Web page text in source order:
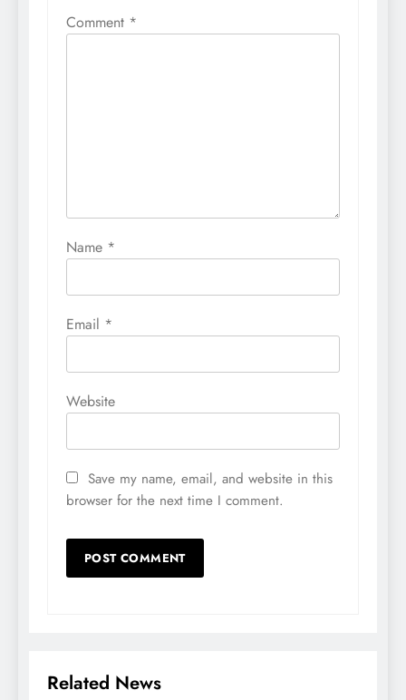
Comment *
Name *
Email *
Website
Save my name, email, and website in this
browser for the next time I comment.
Related News